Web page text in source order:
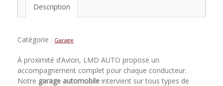
Description
Catégorie : Garage
À proximité d’Avion, LMD AUTO propose un
accompagnement complet pour chaque conducteur.
Notre garage automobile intervient sur tous types de